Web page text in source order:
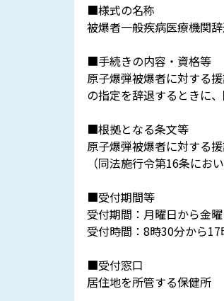
■様式の名称
被爆者一般疾病医療機関
■手続きの内容・資格等
原子爆弾被爆者に対する
の指定を辞退するときに
■根拠となる条文等
原子爆弾被爆者に対する
（同法施行令第16条におい
■受付期間等
受付期間：月曜日から金
受付時間：8時30分から
■受付窓口
居住地を所管する保健所